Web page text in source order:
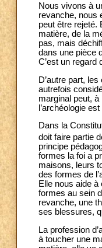
Nous vivons à
revanche, nous
peut être rejeté.
matière, de la
pas, mais
dans une pièce
C’est un regard
D’autre part,
autrefois
marginal peut,
l’archéologie
Dans la
doit faire partie
principe
formes la foi a
maisons, leurs
des formes de
Elle nous aide
formes au sein
revanche, une
ses blessures,
La profession
à toucher une